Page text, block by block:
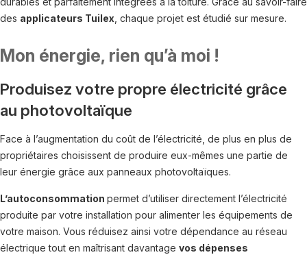
des applicateurs Tuilex , chaque projet est étudié sur mesure.
Mon énergie, rien qu’à moi !
Produisez votre propre électricité grâce
au photovoltaïque
Face à l’augmentation du coût de l’électricité, de plus en plus de
propriétaires choisissent de produire eux-mêmes une partie de
leur énergie grâce aux panneaux photovoltaïques.
L’autoconsommation permet d’utiliser directement l’électricité
produite par votre installation pour alimenter les équipements de
votre maison. Vous réduisez ainsi votre dépendance au réseau
électrique tout en maîtrisant davantage vos dépenses